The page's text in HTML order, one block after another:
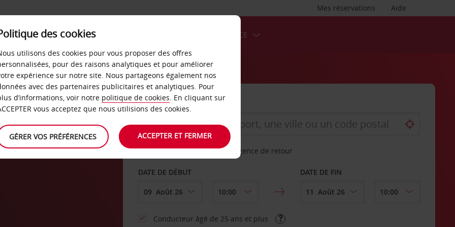
Aide
Mes réservations
SERVICES &
LOCATION
LIBRE-SERVICE
AGENCE DE DÉPART
Sélectionnez une autre agence de retour
DATE DE DÉBUT DATE DE FIN
Conducteur âgé de 25 ans et plus
des cookies
utilisons des cookies pour vous proposer des offres
pour des raisons analytiques et pour améliorer
expérience sur notre site. Nous partageons également nos
avec des partenaires publicitaires et analytiques. Pour
d’informations, voir notre politique de cookies. En cliquant sur
vous acceptez que nous utilisions des cookies.
GÉRER VOS PRÉFÉRENCES ACCEPTER ET FERMER